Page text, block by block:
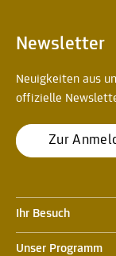
Newsletter
Neuigkeiten aus
offizielle
Zur
Ihr Besuch
Unser Programm